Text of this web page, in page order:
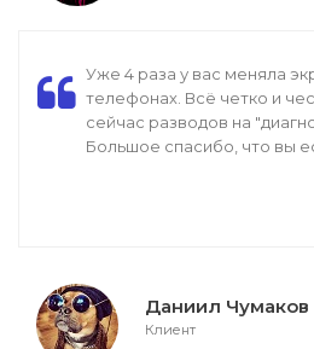
Уже 4 раза у вас меняла
телефонах. Всё четко и
сейчас разводов на
Большое спасибо, что вы
Даниил Чумаков
Клиент